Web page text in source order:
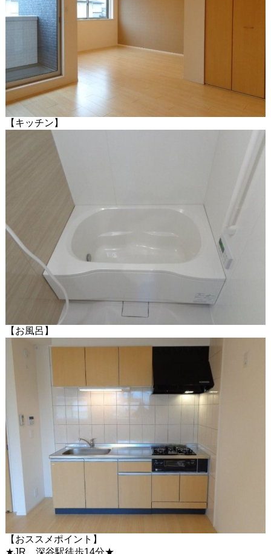
【キッチン】
【お風呂】
【おススメポイント】
★JR 深谷駅徒歩14分★